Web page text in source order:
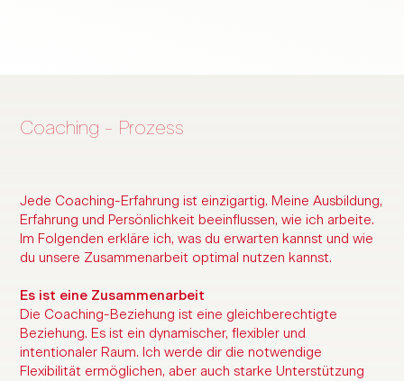
Jede Coaching-Erfahrung ist einzigartig. Meine Ausbildung,
Erfahrung und Persönlichkeit beeinflussen, wie ich arbeite.
Im Folgenden erkläre ich, was du erwarten kannst und wie
du unsere Zusammenarbeit optimal nutzen kannst.
Es ist eine Zusammenarbeit
Die Coaching-Beziehung ist eine gleichberechtigte
Beziehung. Es ist ein dynamischer, flexibler und
intentionaler Raum. Ich werde dir die notwendige
Flexibilität ermöglichen, aber auch starke Unterstützung
Coaching - Prozess